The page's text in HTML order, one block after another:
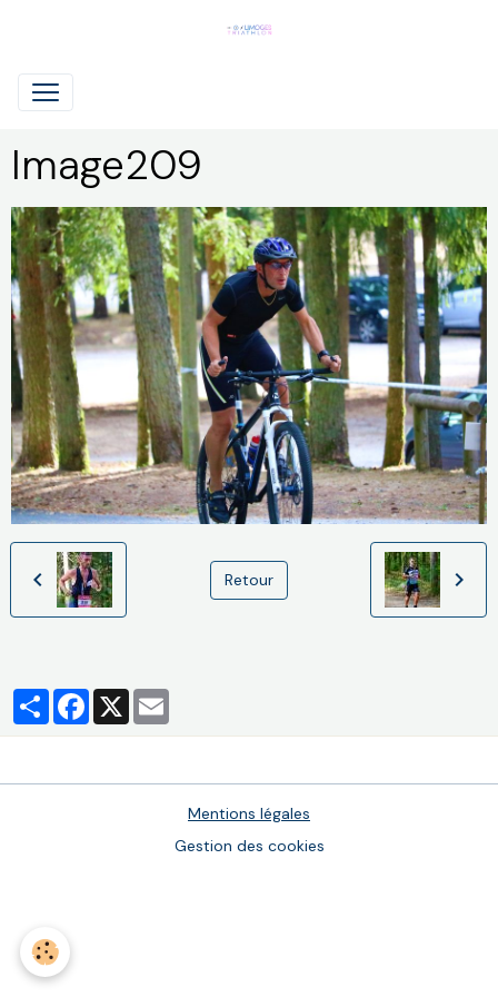
Image209
Retour
PartagerFacebook
X
Mentions légales
Gestion des cookies